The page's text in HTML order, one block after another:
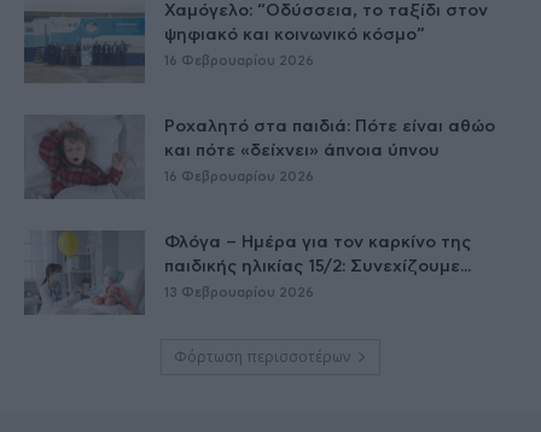
Χαμόγελο: “Οδύσσεια, το ταξίδι στον
ψηφιακό και κοινωνικό κόσμο”
16 Φεβρουαρίου 2026
Ροχαλητό στα παιδιά: Πότε είναι αθώο
και πότε «δείχνει» άπνοια ύπνου
16 Φεβρουαρίου 2026
Φλόγα – Ημέρα για τον καρκίνο της
παιδικής ηλικίας 15/2: Συνεχίζουμε...
13 Φεβρουαρίου 2026
Φόρτωση περισσοτέρων